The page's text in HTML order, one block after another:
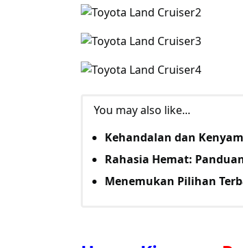
You may also like...
Kehandalan dan
Rahasia Hemat:
Menemukan Pilihan